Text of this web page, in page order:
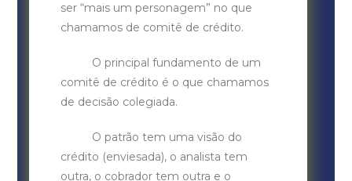
ser “mais um personagem” no que
chamamos de comitê de crédito.
O principal fundamento de um
comitê de crédito é o que chamamos
de decisão colegiada.
O patrão tem uma visão do
crédito (enviesada), o analista tem
outra, o cobrador tem outra e o